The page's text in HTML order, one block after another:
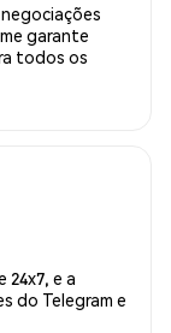
garante
todos os
e a
do Telegram e